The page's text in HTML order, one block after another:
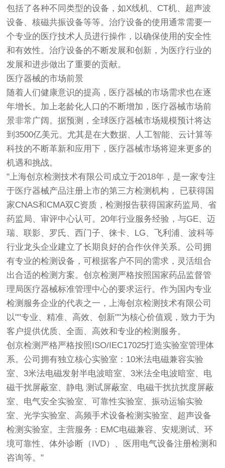
包括了各种不同类型的设备，如X线机、CT机、超声波
设备、核磁共振设备等等。治疗设备的使用通常需要一
个专业的医疗技术人员进行操作，以确保使用的安全性
和有效性。治疗设备的不断发展和创新，为医疗行业的
发展和进步做出了重要的贡献。
医疗器械的市场前景
随着人们健康意识的提高，医疗器械的市场需求也在逐
年增长。加上老龄化人口的不断增加，医疗器械市场前
景非常广阔。据预测，全球医疗器械市场规模预计将达
到3500亿美元。尤其是在大数据、人工智能、云计算等
科技的不断革新和应用下，医疗器械市场将迎来更多的
机遇和挑战。
"上海创京检测技术有限公司成立于2018年，是一家专注
于医疗器械产品注册上市的第三方检测机构， 已获得国
家CNAS和CMA双C资质，检测报告获得国家药监局、省
药监局、审评中心认可。20年行业服务经验，与GE、迈
瑞、联影、罗氏、西门子、徕卡、LG、飞利浦、波科等
行业龙头企业建立了长期良好的合作伙伴关系。公司拥
有专业的检测设备，可根据客户不同的需求，灵活组合
出合适的检测方案。创京检测 严格按照国家药品监督管
理局医疗器械标准管理中心的要求运行。作为国内专业
检测服务企业的代表之一，上海创京检测技术有限公司
以""专业、精准、高效、创新""为核心价值观，致力于为
客户提供优质、全面、高效和专业的检测服务。
创京检测 严格严格按照ISO/IEC17025打造实验室管理体
系。公司拥有独立核心实验室：10米法电磁兼容实验
室、3米法电磁发射半电波暗室、3米法全电波暗室、电
磁干扰屏蔽室、静电 测试屏蔽室、电磁干扰抗扰度屏蔽
室、电气安全实验室、可靠性实验室、振动运输实验
室、光学实验室、高频手术设备检测实验室、超声设备
检测实验室。主营服务：EMC电磁兼容、安规测试、环
境可靠性、体外诊断（IVD）、医用电气设备注册检测和
咨询等。"